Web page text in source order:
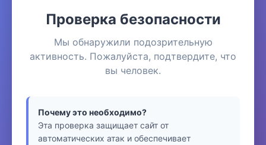
Проверка безопасности
Мы обнаружили подозрительную
активность. Пожалуйста, подтвердите, что
вы человек.
Почему это необходимо?
Эта проверка защищает сайт от
автоматических атак и обеспечивает